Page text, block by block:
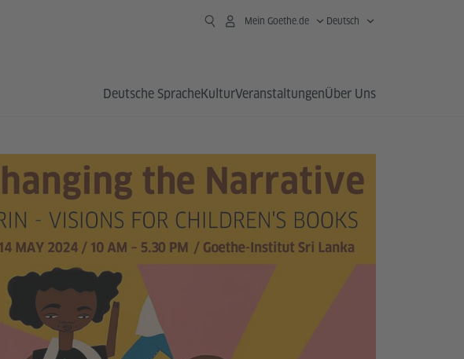
Mein Goethe.de Deutsch
Deutsche SpracheKulturVeranstaltungenÜber Uns